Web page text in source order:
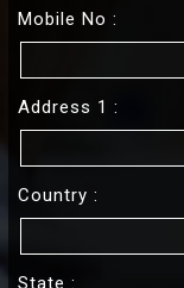
Mobile No :
Address 1 :
Country :
State :